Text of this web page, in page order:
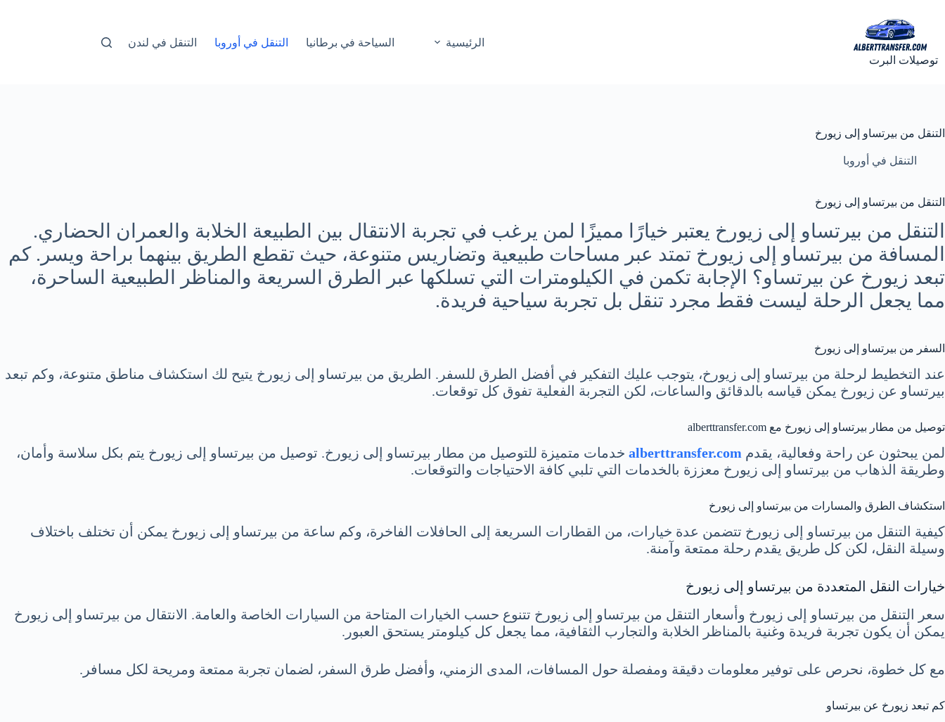
المحتوى
توصيلات البرت
الرئيسية السياحة في برطانيا التنقل في أوروبا التنقل في لندن
التنقل من بيرتساو إلى زيورخ
التنقل في أوروبا
التنقل من بيرتساو إلى زيورخ
التنقل من بيرتساو إلى زيورخ يعتبر خيارًا مميزًا لمن يرغب في تجربة الانتقال بين الطبيعة الخلابة والعمران الحضاري.
المسافة من بيرتساو إلى زيورخ تمتد عبر مساحات طبيعية وتضاريس متنوعة، حيث تقطع الطريق بينهما براحة ويسر. كم
تبعد زيورخ عن بيرتساو؟ الإجابة تكمن في الكيلومترات التي تسلكها عبر الطرق السريعة والمناظر الطبيعية الساحرة،
مما يجعل الرحلة ليست فقط مجرد تنقل بل تجربة سياحية فريدة.
السفر من بيرتساو إلى زيورخ
عند التخطيط لرحلة من بيرتساو إلى زيورخ، يتوجب عليك التفكير في أفضل الطرق للسفر. الطريق من بيرتساو إلى زيورخ يتيح لك استكشاف مناطق متنوعة، وكم تبعد
بيرتساو عن زيورخ يمكن قياسه بالدقائق والساعات، لكن التجربة الفعلية تفوق كل توقعات.
توصيل من مطار بيرتساو إلى زيورخ مع alberttransfer.com
لمن يبحثون عن راحة وفعالية، يقدم alberttransfer.com خدمات متميزة للتوصيل من مطار بيرتساو إلى زيورخ. توصيل من بيرتساو إلى زيورخ يتم بكل سلاسة وأمان،
وطريقة الذهاب من بيرتساو إلى زيورخ معززة بالخدمات التي تلبي كافة الاحتياجات والتوقعات.
استكشاف الطرق والمسارات من بيرتساو إلى زيورخ
كيفية التنقل من بيرتساو إلى زيورخ تتضمن عدة خيارات، من القطارات السريعة إلى الحافلات الفاخرة، وكم ساعة من بيرتساو إلى زيورخ يمكن أن تختلف باختلاف
وسيلة النقل، لكن كل طريق يقدم رحلة ممتعة وآمنة.
خيارات النقل المتعددة من بيرتساو إلى زيورخ
سعر التنقل من بيرتساو إلى زيورخ وأسعار التنقل من بيرتساو إلى زيورخ تتنوع حسب الخيارات المتاحة من السيارات الخاصة والعامة. الانتقال من بيرتساو إلى زيورخ
يمكن أن يكون تجربة فريدة وغنية بالمناظر الخلابة والتجارب الثقافية، مما يجعل كل كيلومتر يستحق العبور.
مع كل خطوة، نحرص على توفير معلومات دقيقة ومفصلة حول المسافات، المدى الزمني، وأفضل طرق السفر، لضمان تجربة ممتعة ومريحة لكل مسافر.
كم تبعد زيورخ عن بيرتساو